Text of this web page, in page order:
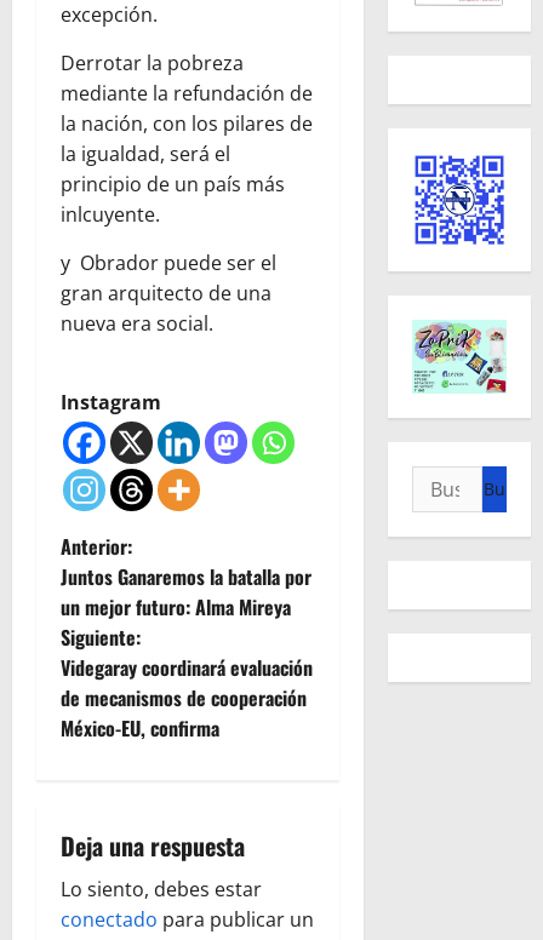
excepción.
Derrotar la pobreza
mediante la refundación de
la nación, con los pilares de
la igualdad, será el
principio de un país más
inlcuyente.
y Obrador puede ser el
gran arquitecto de una
nueva era social.
Instagram
N
a
v
e
c
i
Anterior:
Juntos Ganaremos la batalla por
un mejor futuro: Alma Mireya
Siguiente:
Videgaray coordinará evaluación
de mecanismos de cooperación
México-EU, confirma
Deja una respuesta
Lo siento, debes estar
conectado para publicar un
Buscar: